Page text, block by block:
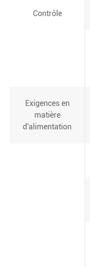
Contrôle
Exigences en
matière
d'alimentation